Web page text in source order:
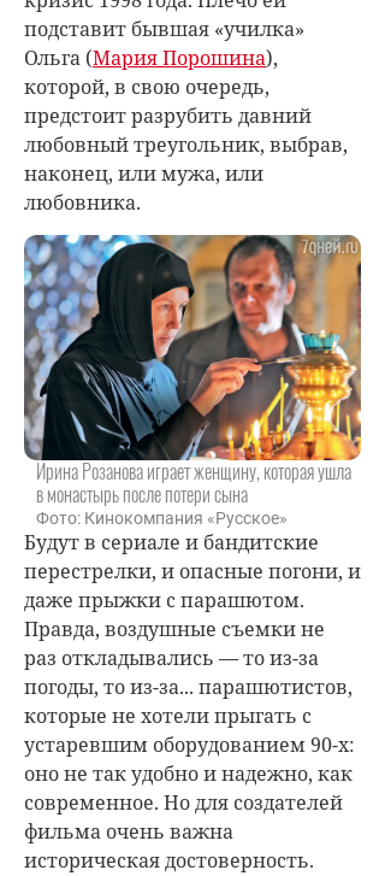
подставит бывшая «училка»
Ольга (Мария Порошина),
которой, в свою очередь,
предстоит разрубить давний
любовный треугольник, выбрав,
наконец, или мужа, или
любовника.
Ирина Розанова играет женщину, которая ушла
в монастырь после потери сына
Фото: Кинокомпания «Русское»
Будут в сериале и бандитские
перестрелки, и опасные погони, и
даже прыжки с парашютом.
Правда, воздушные съемки не
раз откладывались — то из-за
погоды, то из-за... парашютистов,
которые не хотели прыгать с
устаревшим оборудованием 90-х:
оно не так удобно и надежно, как
современное. Но для создателей
фильма очень важна
историческая достоверность.